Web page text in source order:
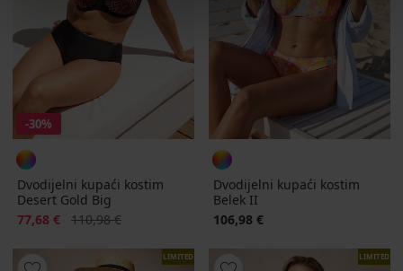
-30%
Dvodijelni kupaći kostim
Desert Gold Big
Popust
77,68 € Prvobitna cijena
110,98 €
Dvodijelni kupaći kostim
Belek II
106,98 €
LIMITED LIMITED